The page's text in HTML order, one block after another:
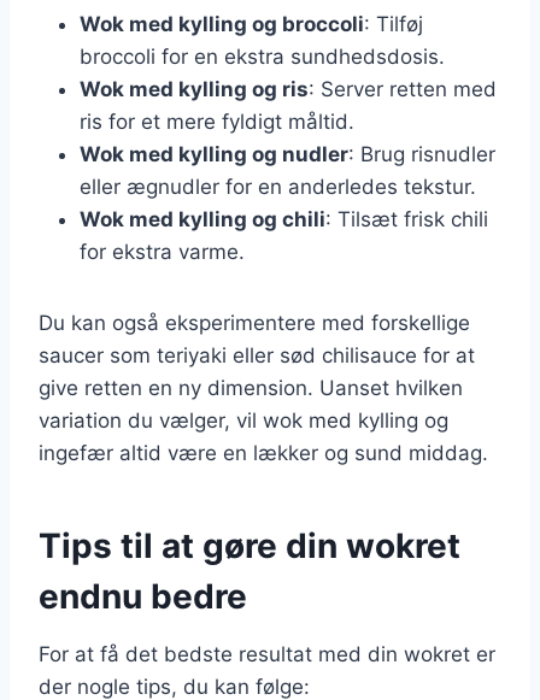
Wok med kylling og broccoli: Tilføj
broccoli for en ekstra sundhedsdosis.
Wok med kylling og ris: Server retten med
ris for et mere fyldigt måltid.
Wok med kylling og nudler: Brug risnudler
eller ægnudler for en anderledes tekstur.
Wok med kylling og chili: Tilsæt frisk chili
for ekstra varme.
Du kan også eksperimentere med forskellige
saucer som teriyaki eller sød chilisauce for at
give retten en ny dimension. Uanset hvilken
variation du vælger, vil wok med kylling og
ingefær altid være en lækker og sund middag.
Tips til at gøre din wokret
endnu bedre
For at få det bedste resultat med din wokret er
der nogle tips, du kan følge: